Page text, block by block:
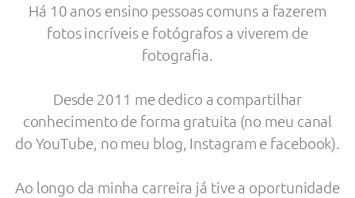
Há 10 anos ensino pessoas comuns a fazerem
fotos incríveis e fotógrafos a viverem de
fotografia.
Desde 2011 me dedico a compartilhar
conhecimento de forma gratuita (no meu canal
do YouTube, no meu blog, Instagram e facebook).
Ao longo da minha carreira já tive a oportunidade